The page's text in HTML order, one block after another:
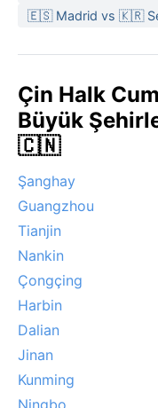
🇪🇸 Madrid vs 🇰🇷
Çin Halk
Büyük
🇨🇳
Şanghay
Guangzhou
Tianjin
Nankin
Çongçing
Harbin
Dalian
Jinan
Kunming
Ningbo